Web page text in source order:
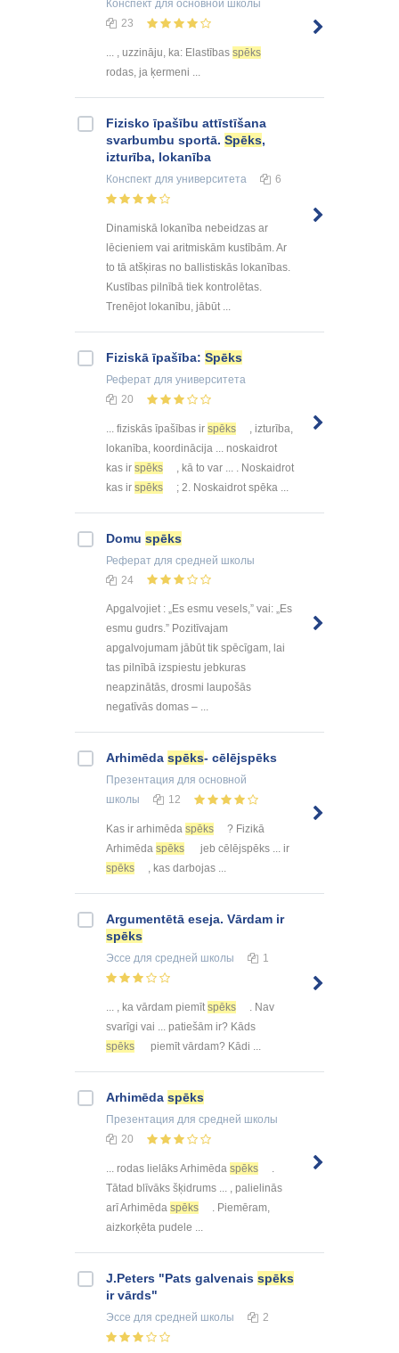
Конспект для основной школы
23
... , uzzināju, ka: Elastības spēks
rodas, ja ķermeni ...
Fizisko īpašību attīstīšana
svarbumbu sportā. Spēks,
izturība, lokanība
Конспект для университета 6
Dinamiskā lokanība nebeidzas ar
lēcieniem vai aritmiskām kustībām. Ar
to tā atšķiras no ballistiskās lokanības.
Kustības pilnībā tiek kontrolētas.
Trenējot lokanību, jābūt ...
Fiziskā īpašība: Spēks
Реферат для университета
20
... fiziskās īpašības ir spēks
, izturība,
lokanība, koordinācija ... noskaidrot
kas ir spēks
, kā to var ... . Noskaidrot
kas ir spēks ; 2. Noskaidrot spēka ...
Domu spēks
Реферат для средней школы
24
Apgalvojiet : „Es esmu vesels,” vai: „Es
esmu gudrs.” Pozitīvajam
apgalvojumam jābūt tik spēcīgam, lai
tas pilnībā izspiestu jebkuras
neapzinātās, drosmi laupošās
negatīvās domas – ...
Arhimēda spēks- cēlējspēks
Презентация для основной
школы
12
Kas ir arhimēda spēks
? Fizikā
Arhimēda spēks
jeb cēlējspēks ... ir
spēks
, kas darbojas ...
Argumentētā eseja. Vārdam ir
spēks
Эссе для средней школы 1
... , ka vārdam piemītspēks
. Nav
svarīgi vai ... patiešām ir? Kāds
spēks
piemīt vārdam? Kādi ...
Arhimēda spēks
Презентация для средней школы
20
... rodas lielāks Arhimēda spēks
.
Tātad blīvāks šķidrums ... , palielinās
arī Arhimēda spēks
. Piemēram,
aizkorķēta pudele ...
J.Peters "Pats galvenais spēks
ir vārds"
Эссе для средней школы 2